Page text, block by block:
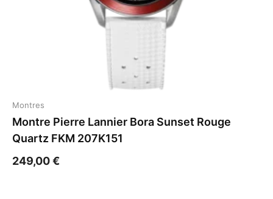
Montres
Montre Pierre Lannier Bora Sunset Rouge
Quartz FKM 207K151
249,00€